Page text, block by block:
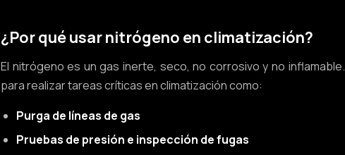
¿Por qué usar nitrógeno en climatización?
El nitrógeno es un gas inerte, seco, no corrosivo y no
para realizar tareas críticas en climatización como:
Purga de líneas de gas
Pruebas de presión e inspección de fugas